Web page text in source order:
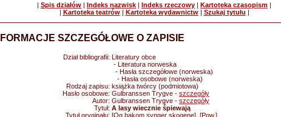
| Spis działów | Indeks nazwisk | Indeks rzeczowy | Kartoteka czasopism |
| Kartoteka teatrów| Kartoteka wydawnictw| Szukaj tytułu |
SZCZEGÓŁOWE O ZAPISIE
Dział bibliografii: Literatury obce
- Literatura norweska
- Hasła szczegółowe (norweska)
- Hasła osobowe (norweska)
Rodzaj zapisu: książka twórcy (podmiotowa)
Hasło osobowe: Gulbranssen Trygve - szczegóły
Autor: Gulbranssen Trygve - szczegóły
Tytuł: A lasy wiecznie śpiewają
Tytuł oryginału: [Og bakom synger skogene]. [Pow.]